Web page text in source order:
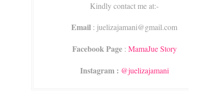
Kindly contact me at:-
Email : juelizajamani@gmail.com
Facebook Page: MamaJue Story
Instagram : @juelizajamani